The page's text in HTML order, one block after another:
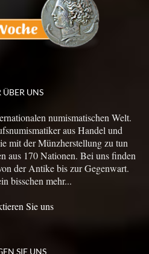
ÜBER UNS
numismatischen Welt.
aus Handel und
mit der Münzherstellung zu tun
aus 170 Nationen. Bei uns finden
der Antike bis zur Gegenwart.
bisschen mehr...
Sie uns
SIE UNS